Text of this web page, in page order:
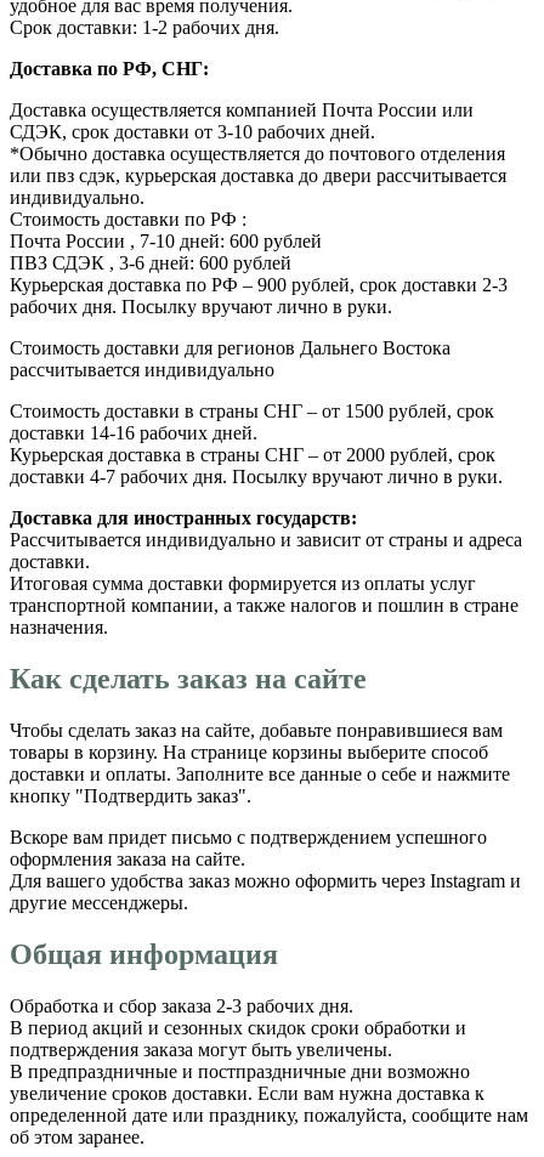
удобное для вас время получения.
Срок доставки: 1-2 рабочих дня.
Доставка по РФ, СНГ:
Доставка осуществляется компанией Почта России или
СДЭК, срок доставки от 3-10 рабочих дней.
*Обычно доставка осуществляется до почтового отделения
или пвз сдэк, курьерская доставка до двери рассчитывается
индивидуально.
Стоимость доставки по РФ :
Почта России , 7-10 дней: 600 рублей
ПВЗ СДЭК , 3-6 дней: 600 рублей
Курьерская доставка по РФ – 900 рублей, срок доставки 2-3
рабочих дня. Посылку вручают лично в руки.
Стоимость доставки для регионов Дальнего Востока
рассчитывается индивидуально
Стоимость доставки в страны СНГ – от 1500 рублей, срок
доставки 14-16 рабочих дней.
Курьерская доставка в страны СНГ – от 2000 рублей, срок
доставки 4-7 рабочих дня. Посылку вручают лично в руки.
Доставка для иностранных государств:
Рассчитывается индивидуально и зависит от страны и адреса
доставки.
Итоговая сумма доставки формируется из оплаты услуг
транспортной компании, а также налогов и пошлин в стране
назначения.
Как сделать заказ на сайте
Чтобы сделать заказ на сайте, добавьте понравившиеся вам
товары в корзину. На странице корзины выберите способ
доставки и оплаты. Заполните все данные о себе и нажмите
кнопку "Подтвердить заказ".
Вскоре вам придет письмо с подтверждением успешного
оформления заказа на сайте.
Для вашего удобства заказ можно оформить через Instagram и
другие мессенджеры.
Общая информация
Обработка и сбор заказа 2-3 рабочих дня.
В период акций и сезонных скидок сроки обработки и
подтверждения заказа могут быть увеличены.
В предпраздничные и постпраздничные дни возможно
увеличение сроков доставки. Если вам нужна доставка к
определенной дате или празднику, пожалуйста, сообщите нам
об этом заранее.